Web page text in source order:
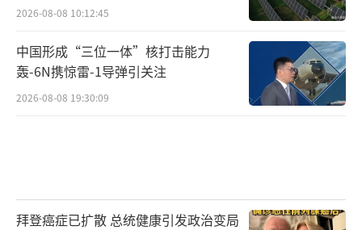
2026-08-08 10:12:45
中国形成“三位一体”核打击能力
轰-6N携惊雷-1导弹引关注
2026-08-08 19:30:09
拜登癌症已扩散 总统健康引发政治变局